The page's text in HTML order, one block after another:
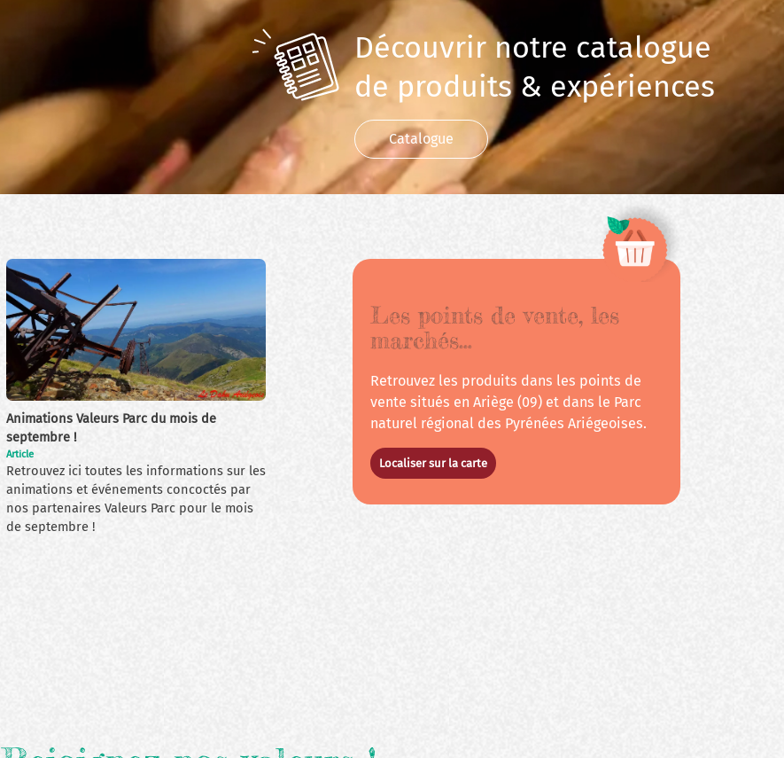
Découvrir notre catalogue
de produits & expériences
Catalogue
Animations Valeurs Parc du mois de
septembre !
Article
Retrouvez ici toutes les informations sur les
animations et événements concoctés par
nos partenaires Valeurs Parc pour le mois
de septembre !
Toute l'actualité
Les points de vente, les
marchés…
Retrouvez les produits dans les points de
vente situés en Ariège (09) et dans le Parc
naturel régional des Pyrénées Ariégeoises.
Localiser sur la carte